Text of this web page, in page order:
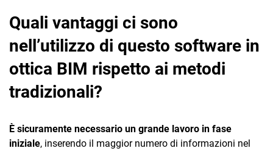
Quali vantaggi ci sono
nell’utilizzo di questo software in
ottica BIM rispetto ai metodi
tradizionali?
È sicuramente necessario un grande lavoro in fase
iniziale, inserendo il maggior numero di informazioni nel